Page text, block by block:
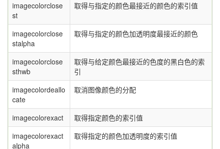
imagecolorclose
st
取得与指定的颜色最接近的颜色的索引值
imagecolorclose
stalpha
取得与指定的颜色加透明度最接近的颜色
imagecolorclose
sthwb
取得与给定颜色最接近的色度的黑白色的索
引
imagecolordeallo
cate
取消图像颜色的分配
imagecolorexact
取得指定颜色的索引值
imagecolorexact
alpha
取得指定的颜色加透明度的索引值